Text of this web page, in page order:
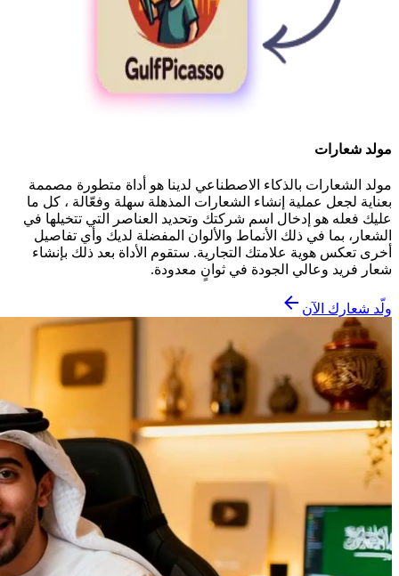
مولد شعارات
مولد الشعارات بالذكاء الاصطناعي لدينا هو أداة متطورة مصممة
بعناية لجعل عملية إنشاء الشعارات المذهلة سهلة وفعّالة ، كل ما
عليك فعله هو إدخال اسم شركتك وتحديد العناصر التي تتخيلها في
الشعار، بما في ذلك الأنماط والألوان المفضلة لديك وأي تفاصيل
أخرى تعكس هوية علامتك التجارية. ستقوم الأداة بعد ذلك بإنشاء
شعار فريد وعالي الجودة في ثوانٍ معدودة.
ولّد شعارك الآن